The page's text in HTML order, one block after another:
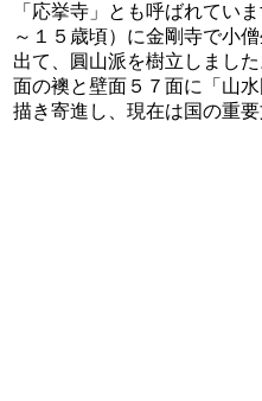
「応挙寺」とも呼ばれてい
～１５歳頃）に金剛寺で小
出て、圓山派を樹立しまし
面の襖と壁面５７面に「山
描き寄進し、現在は国の重